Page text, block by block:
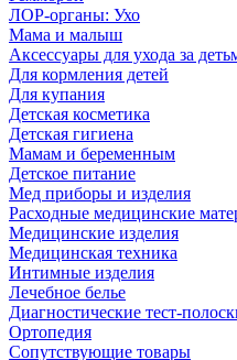
ЛОР-органы: Ухо
Мама и малыш
Аксессуары для ухода за
Для кормления детей
Для купания
Детская косметика
Детская гигиена
Мамам и беременным
Детское питание
Мед приборы и изделия
Расходные медицинские
Медицинские изделия
Медицинская техника
Интимные изделия
Лечебное белье
Диагностические тест-
Ортопедия
Сопутствующие товары